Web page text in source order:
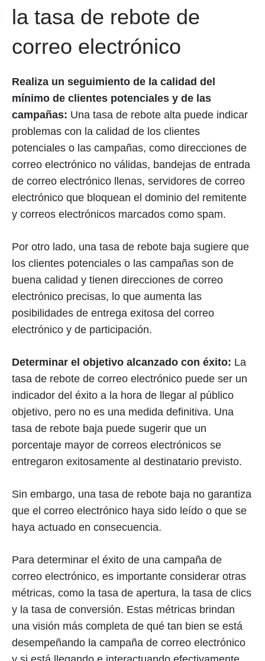
la tasa de rebote de
correo electrónico
Realiza un seguimiento de la calidad del
mínimo de clientes potenciales y de las
campañas: Una tasa de rebote alta puede indicar
problemas con la calidad de los clientes
potenciales o las campañas, como direcciones de
correo electrónico no válidas, bandejas de entrada
de correo electrónico llenas, servidores de correo
electrónico que bloquean el dominio del remitente
y correos electrónicos marcados como spam.
Por otro lado, una tasa de rebote baja sugiere que
los clientes potenciales o las campañas son de
buena calidad y tienen direcciones de correo
electrónico precisas, lo que aumenta las
posibilidades de entrega exitosa del correo
electrónico y de participación.
Determinar el objetivo alcanzado con éxito: La
tasa de rebote de correo electrónico puede ser un
indicador del éxito a la hora de llegar al público
objetivo, pero no es una medida definitiva. Una
tasa de rebote baja puede sugerir que un
porcentaje mayor de correos electrónicos se
entregaron exitosamente al destinatario previsto.
Sin embargo, una tasa de rebote baja no garantiza
que el correo electrónico haya sido leído o que se
haya actuado en consecuencia.
Para determinar el éxito de una campaña de
correo electrónico, es importante considerar otras
métricas, como la tasa de apertura, la tasa de clics
y la tasa de conversión. Estas métricas brindan
una visión más completa de qué tan bien se está
desempeñando la campaña de correo electrónico